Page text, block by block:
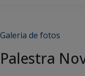
Galeria de fotos
Palestra